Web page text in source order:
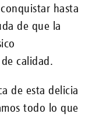
hasta
de que la
calidad.
de esta delicia
todo lo que